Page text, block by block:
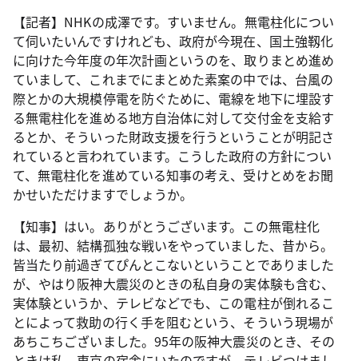
【記者】NHKの成澤です。すいません。無電柱化につい
て伺いたいんですけれども、政府が今現在、国土強靱化
に向けた今年度の年次計画というのを、取りまとめ進め
ていまして、これまでにまとめた素案の中では、台風の
際とかの大規模停電を防ぐために、電線を地下に埋設す
る無電柱化を進める地方自治体に対して交付金を支給す
るとか、そういった財政支援を行うということが明記さ
れていると言われています。こうした政府の方針につい
て、無電柱化を進めている知事の考え、受けとめをお聞
かせいただけますでしょうか。
【知事】はい。ありがとうございます。この無電柱化
は、最初、結構孤独な戦いをやっていました、昔から。
皆当たり前過ぎてぴんとこないということでありました
が、やはり阪神大震災のときの私自身の実体験も含む、
実体験というか、テレビなどでも、この電柱が倒れるこ
とによって救助の行く手を阻むという、そういう現場が
あちこちございました。95年の阪神大震災のとき、その